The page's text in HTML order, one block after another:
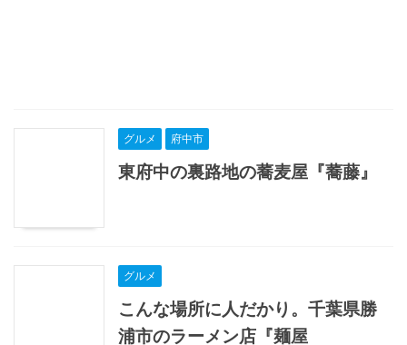
グルメ 府中市
東府中の裏路地の蕎麦屋『蕎藤』
グルメ
こんな場所に人だかり。千葉県勝
浦市のラーメン店『麺屋